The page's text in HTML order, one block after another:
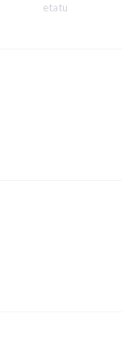
etatu